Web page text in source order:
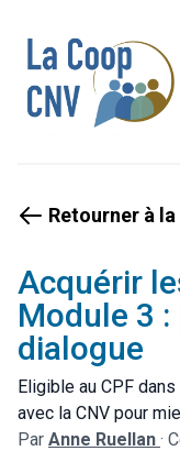
Retourner à
Acquérir
Module 3
dialogue
Eligible au CPF
avec la CNV pour
Par Anne Ruellan ·